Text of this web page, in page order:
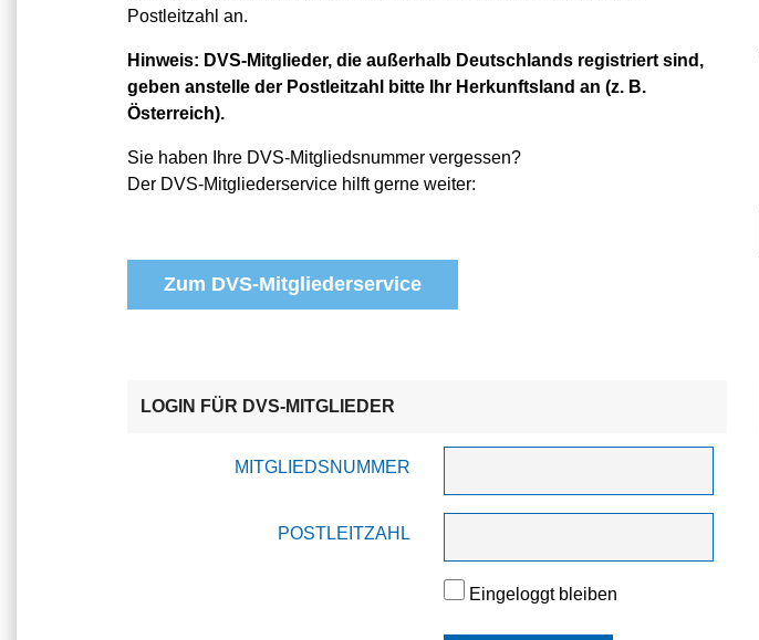
Postleitzahl an.
Hinweis: DVS-Mitglieder, die außerhalb Deutschlands registriert sind,
geben anstelle der Postleitzahl bitte Ihr Herkunftsland an (z. B.
Österreich).
Sie haben Ihre DVS-Mitgliedsnummer vergessen?
Der DVS-Mitgliederservice hilft gerne weiter:
Zum DVS-Mitgliederservice
LOGIN FÜR DVS-MITGLIEDER
MITGLIEDSNUMMER
POSTLEITZAHL
Eingeloggt bleiben